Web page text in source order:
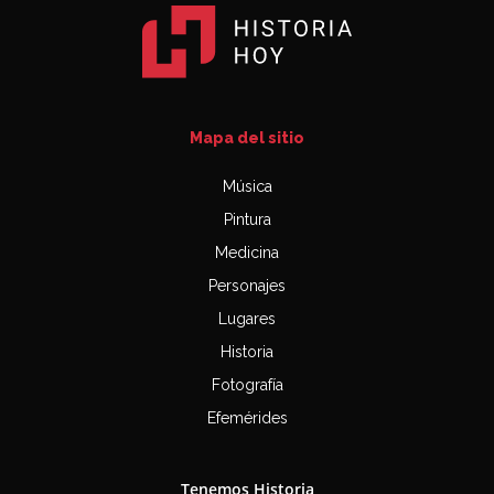
Mapa del sitio
Música
Pintura
Medicina
Personajes
Lugares
Historia
Fotografía
Efemérides
Tenemos Historia